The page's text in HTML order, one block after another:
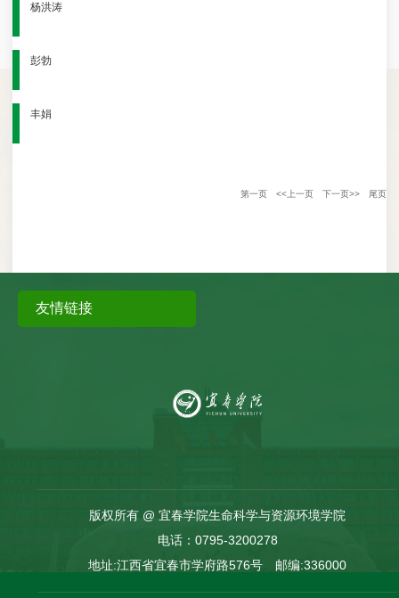
杨洪涛
彭勃
丰娟
第一页 <<上一页 下一页>> 尾页
友情链接
版权所有 @ 宜春学院生命科学与资源环境学院
电话：0795-3200278
地址:江西省宜春市学府路576号 邮编:336000